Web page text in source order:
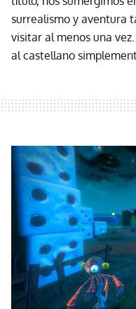
surrealismo y aventura
visitar al menos una
al castellano